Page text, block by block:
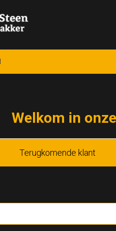
Welkom in
Terugkomende klant